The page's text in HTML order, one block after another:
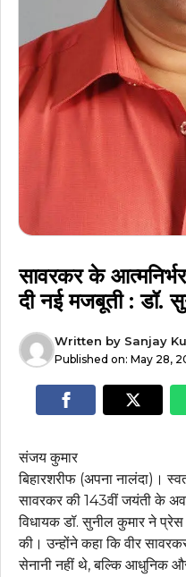
सावरकर के
दी नई मजबूती : डॉ.
Written by Sanjay
Published on: May 28,
संजय कुमार
बिहारशरीफ (अपना नालंदा)।
सावरकर की 143वीं जयंती के
विधायक डॉ. सुनील कुमार ने प्रेस
की। उन्होंने कहा कि वीर
सेनानी नहीं थे, बल्कि आधुनिक